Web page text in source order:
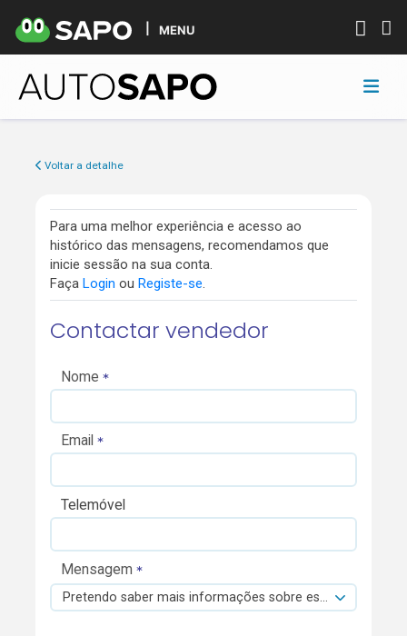
MENU
Voltar a detalhe
Para uma melhor experiência e acesso ao
histórico das mensagens, recomendamos que
inicie sessão na sua conta.
Faça Login ou Registe-se.
Contactar vendedor
Nome
Email
Telemóvel
Mensagem
Pretendo saber mais informações sobre esta viatura.